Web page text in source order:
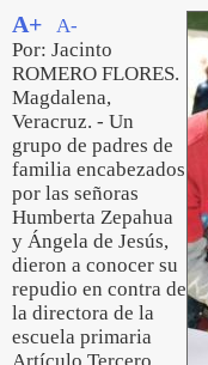
A+
A-
Por: Jacinto
ROMERO FLORES.
Magdalena,
Veracruz. - Un
grupo de padres de
familia encabezados
por las señoras
Humberta Zepahua
y Ángela de Jesús,
dieron a conocer su
repudio en contra de
la directora de la
escuela primaria